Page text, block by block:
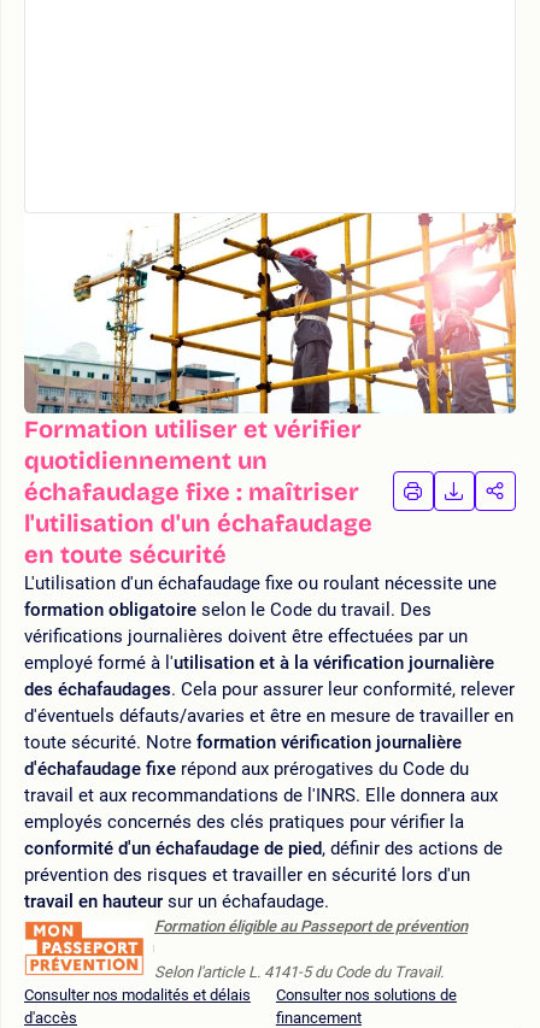
Formation utiliser et vérifier
quotidiennement un
échafaudage fixe : maîtriser
l'utilisation d'un échafaudage
en toute sécurité
IMPRIMER
LA
LA
L'utilisation d'un échafaudage fixe ou roulant nécessite une
formation obligatoire selon le Code du travail. Des
vérifications journalières doivent être effectuées par un
employé formé à l'utilisation et à la vérification journalière
des échafaudages. Cela pour assurer leur conformité, relever
d'éventuels défauts/avaries et être en mesure de travailler en
toute sécurité. Notre formation vérification journalière
d'échafaudage fixe répond aux prérogatives du Code du
travail et aux recommandations de l'INRS. Elle donnera aux
employés concernés des clés pratiques pour vérifier la
conformité d'un échafaudage de pied, définir des actions de
prévention des risques et travailler en sécurité lors d'un
travail en hauteur sur un échafaudage.
Formation éligible au Passeport de prévention
Selon l'article L. 4141-5 du Code du Travail.
Consulter nos modalités et délais
d'accès
Consulter nos solutions de
financement